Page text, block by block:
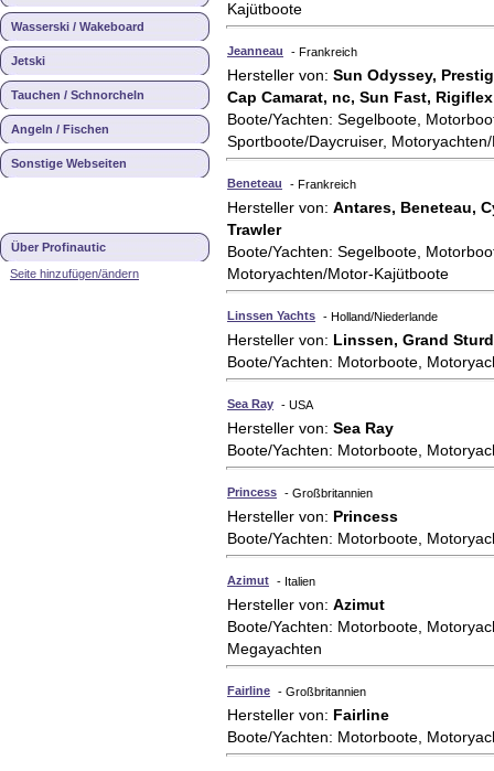
Wasserski / Wakeboard
Jetski
Tauchen / Schnorcheln
Angeln / Fischen
Sonstige Webseiten
Über Profinautic
Seite hinzufügen/ändern
Kajütboote
Jeanneau - Frankreich
Hersteller von: Sun Odyssey,
Cap Camarat, nc, Sun Fast, Rigiflex
Boote/Yachten: Segelboote,
Sportboote/Daycruiser,
Beneteau - Frankreich
Hersteller von: Antares, Beneteau,
Trawler
Boote/Yachten: Segelboote,
Motoryachten/Motor-Kajütboote
Linssen Yachts - Holland/Niederlande
Hersteller von: Linssen, Grand
Boote/Yachten: Motorboote,
Sea Ray - USA
Hersteller von: Sea Ray
Boote/Yachten: Motorboote,
Princess - Großbritannien
Hersteller von: Princess
Boote/Yachten: Motorboote,
Azimut - Italien
Hersteller von: Azimut
Boote/Yachten: Motorboote,
Megayachten
Fairline - Großbritannien
Hersteller von: Fairline
Boote/Yachten: Motorboote,